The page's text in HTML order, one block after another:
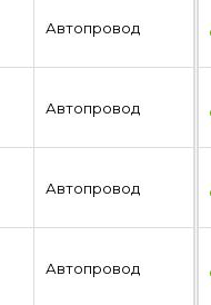
Автопровод
Автопровод
Автопровод
Автопровод